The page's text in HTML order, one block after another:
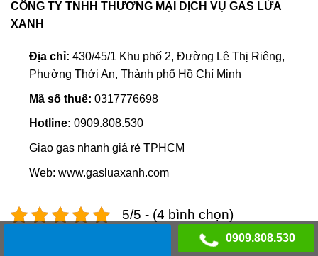
CÔNG TY TNHH THƯƠNG MẠI DỊCH VỤ GAS LỬA
XANH
Địa chỉ: 430/45/1 Khu phố 2, Đường Lê Thị Riêng,
Phường Thới An, Thành phố Hồ Chí Minh
Mã số thuế: 0317776698
Hotline: 0909.808.530
Giao gas nhanh giá rẻ TPHCM
Web: www.gasluaxanh.com
5/5 - (4 bình chọn)
0909.808.530